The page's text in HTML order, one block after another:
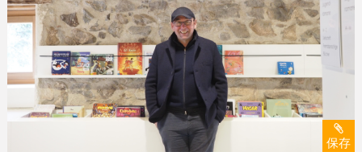
保存